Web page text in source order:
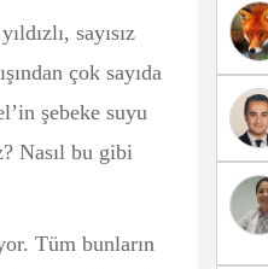
sayısız
çok sayıda
şebeke suyu
Nasıl bu gibi
Tüm bunların